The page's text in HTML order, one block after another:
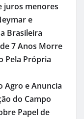
juros menores
e
Brasileira
7 Anos Morre
Pela Própria
Agro e Anuncia
do Campo
Papel de